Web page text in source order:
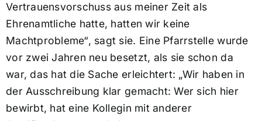
Vertrauensvorschuss aus meiner Zeit als
Ehrenamtliche hatte, hatten wir keine
Machtprobleme“, sagt sie. Eine Pfarrstelle wurde
vor zwei Jahren neu besetzt, als sie schon da
war, das hat die Sache erleichtert: „Wir haben in
der Ausschreibung klar gemacht: Wer sich hier
bewirbt, hat eine Kollegin mit anderer